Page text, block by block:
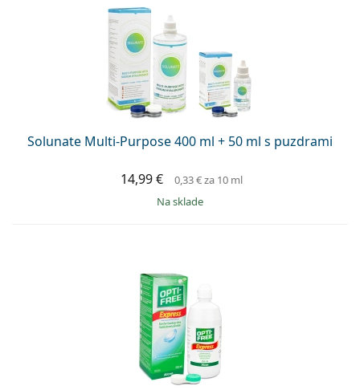
Solunate Multi-Purpose 400 ml + 50 ml s puzdrami
14,99 € 0,33 €za 10 ml
na sklade